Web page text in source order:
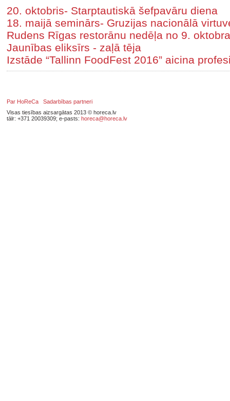
20. oktobris- Starptautiskā šefpavāru diena
18. maijā seminārs- Gruzijas nacionālā
Rudens Rīgas restorānu nedēļa no 9. oktobra
Jaunības eliksīrs - zaļā tēja
Izstāde “Tallinn FoodFest 2016” aicina
Par HoReCa
Sadarbības partneri
Visas tiesības aizsargātas 2013 © horeca.lv
tālr: +371 20039309; e-pasts: horeca@horeca.lv